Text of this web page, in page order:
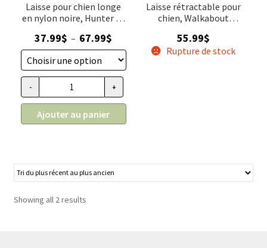
Laisse pour chien longe
en nylon noire, Hunter 40
37.99$ – 67.99$
de
prix :
37.99$
à
quantité de Laisse pour chien longe en nylon noire, Hunter
- +
Ajouter au panier
Laisse rétractable pour
chien, Walkabout
55.99$
Rupture de stock
Showing all 2 results